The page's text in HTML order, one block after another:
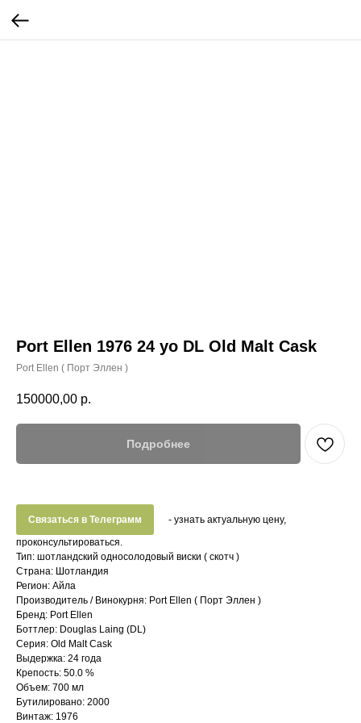
Port Ellen 1976 24 yo DL Old Malt Cask
Port Ellen ( Порт Эллен )
150000,00 р.
Подробнее
Связаться в Телеграмм
- узнать актуальную цену,
проконсультироваться.
Тип: шотландский односолодовый виски ( скотч )
Страна: Шотландия
Регион: Айла
Производитель / Винокурня: Port Ellen ( Порт Эллен )
Бренд: Port Ellen
Боттлер: Douglas Laing (DL)
Серия: Old Malt Cask
Выдержка: 24 года
Крепость: 50.0 %
Объем: 700 мл
Бутилировано: 2000
Винтаж: 1976